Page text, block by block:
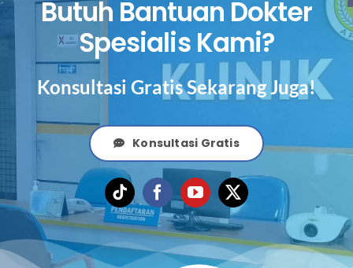
Butuh Bantuan Dokter
Spesialis Kami?
Konsultasi Gratis Sekarang Juga!
Konsultasi Gratis